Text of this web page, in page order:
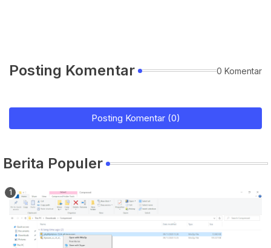
Posting Komentar 0 Komentar
Posting Komentar (0)
Berita Populer